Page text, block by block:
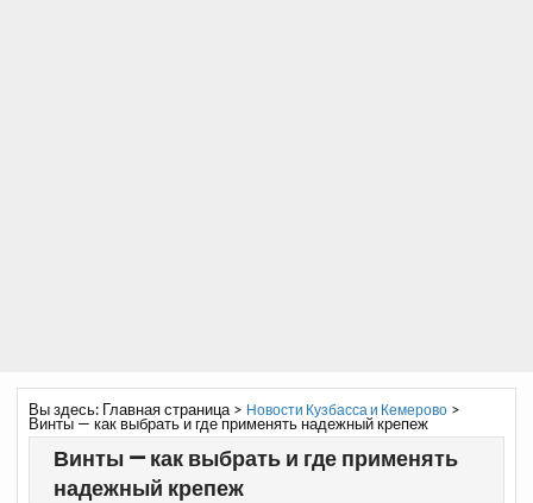
Вы здесь: Главная страница> Новости Кузбасса и Кемерово>
Винты — как выбрать и где применять надежный крепеж
Винты — как выбрать и где применять
надежный крепеж